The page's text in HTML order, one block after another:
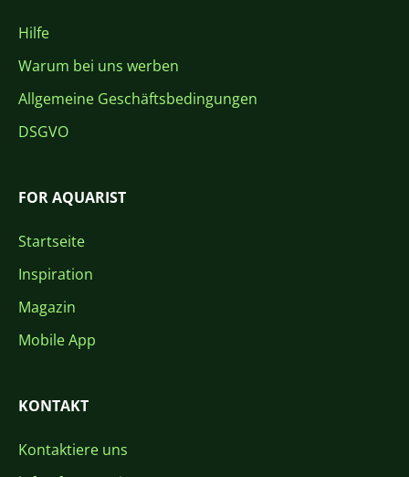
Hilfe
Warum bei uns werben
Allgemeine Geschäftsbedingungen
DSGVO
FOR AQUARIST
Startseite
Inspiration
Magazin
Mobile App
KONTAKT
Kontaktiere uns